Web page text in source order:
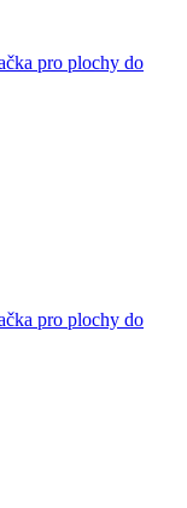
pro plochy do
pro plochy do